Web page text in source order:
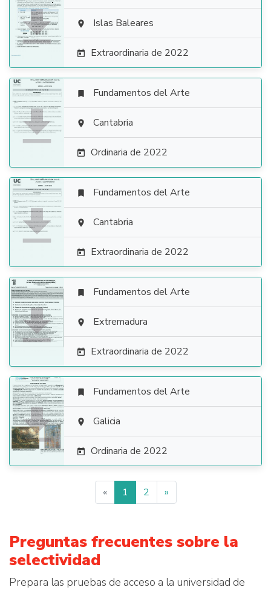
  Islas Baleares
 Extraordinaria de 2022

 Fundamentos del Arte
 Cantabria
 Ordinaria de 2022

 Fundamentos del Arte
 Cantabria
 Extraordinaria de 2022

 Fundamentos del Arte
 Extremadura
 Extraordinaria de 2022

 Fundamentos del Arte
 Galicia
 Ordinaria de 2022
« 1 2 »
Preguntas frecuentes sobre la
selectividad
Prepara las pruebas de acceso a la universidad de